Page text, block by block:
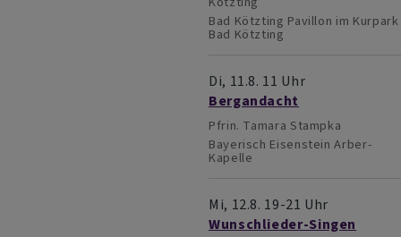
Bad Kötzting Pavillon im Kurpark
Bad Kötzting
Di, 11.8. 11 Uhr
Bergandacht
Pfrin. Tamara Stampka
Bayerisch Eisenstein Arber-
Kapelle
Mi, 12.8. 19-21 Uhr
Wunschlieder-Singen